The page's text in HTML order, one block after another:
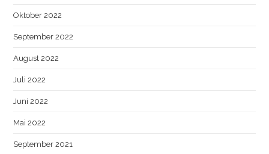
Oktober 2022
September 2022
August 2022
Juli 2022
Juni 2022
Mai 2022
September 2021